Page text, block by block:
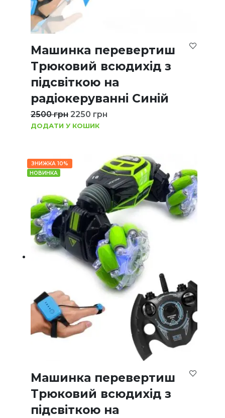
Машинка перевертиш
Трюковий всюдихід з
підсвіткою на
радіокеруванні Синій
2500грн 2250 грн
ДОДАТИ У КОШИК
ЗНИЖКА 10%
НОВИНКА
Машинка перевертиш
Трюковий всюдихід з
підсвіткою на